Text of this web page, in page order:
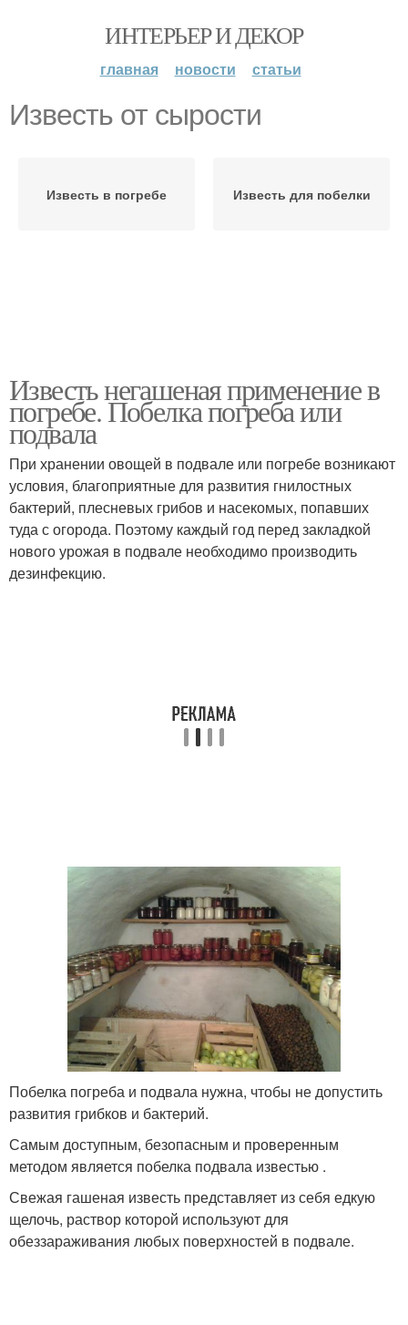
ИНТЕРЬЕР И ДЕКОР
главная новости статьи
Известь от сырости
Известь в погребе Известь для побелки
Известь негашеная применение в
погребе. Побелка погреба или
подвала
При хранении овощей в подвале или погребе возникают
условия, благоприятные для развития гнилостных
бактерий, плесневых грибов и насекомых, попавших
туда с огорода. Поэтому каждый год перед закладкой
нового урожая в подвале необходимо производить
дезинфекцию.
Побелка погреба и подвала нужна, чтобы не допустить
развития грибков и бактерий.
Самым доступным, безопасным и проверенным
методом является побелка подвала известью .
Свежая гашеная известь представляет из себя едкую
щелочь, раствор которой используют для
обеззараживания любых поверхностей в подвале.